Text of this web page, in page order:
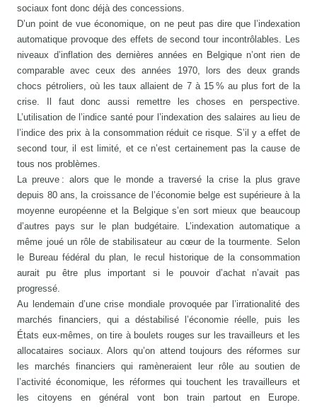
sociaux font donc déjà des concessions.
D’un point de vue économique, on ne peut pas dire que l’indexation
automatique provoque des effets de second tour incontrôlables. Les
niveaux d’inflation des dernières années en Belgique n’ont rien de
comparable avec ceux des années 1970, lors des deux grands
chocs pétroliers, où les taux allaient de 7 à 15 % au plus fort de la
crise. Il faut donc aussi remettre les choses en perspective.
L’utilisation de l’indice santé pour l’indexation des salaires au lieu de
l’indice des prix à la consommation réduit ce risque. S’il y a effet de
second tour, il est limité, et ce n’est certainement pas la cause de
tous nos problèmes.
La preuve : alors que le monde a traversé la crise la plus grave
depuis 80 ans, la croissance de l’économie belge est supérieure à la
moyenne européenne et la Belgique s’en sort mieux que beaucoup
d’autres pays sur le plan budgétaire. L’indexation automatique a
même joué un rôle de stabilisateur au cœur de la tourmente. Selon
le Bureau fédéral du plan, le recul historique de la consommation
aurait pu être plus important si le pouvoir d’achat n’avait pas
progressé.
Au lendemain d’une crise mondiale provoquée par l’irrationalité des
marchés financiers, qui a déstabilisé l’économie réelle, puis les
États eux-mêmes, on tire à boulets rouges sur les travailleurs et les
allocataires sociaux. Alors qu’on attend toujours des réformes sur
les marchés financiers qui ramèneraient leur rôle au soutien de
l’activité économique, les réformes qui touchent les travailleurs et
les citoyens en général vont bon train partout en Europe.